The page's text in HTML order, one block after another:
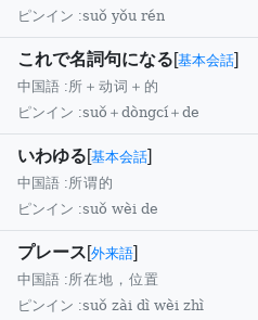
ピンイン :suǒ yǒu rén
これで名詞句になる[基本会話]
中国語 :所＋动词＋的
ピンイン :suǒ＋dòngcí＋de
いわゆる[基本会話]
中国語 :所谓的
ピンイン :suǒ wèi de
プレース[外来語]
中国語 :所在地，位置
ピンイン :suǒ zài dì wèi zhì